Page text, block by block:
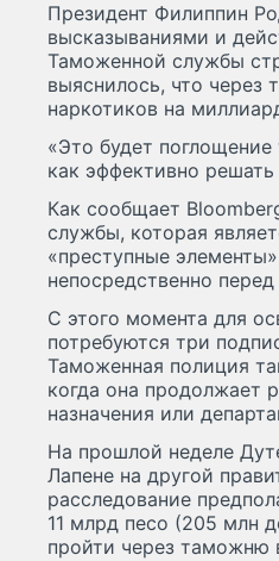
Президент Филиппин
высказываниями и
Таможенной службы
выяснилось, что
наркотиков на
«Это будет
как эффективно
Как сообщает
службы, которая
«преступные
непосредственно
С этого момента для
потребуются три
Таможенная полиция
когда она продолжает
назначения или
На прошлой неделе
Лапене на другой
расследование
11 млрд песо (205 млн
пройти через таможню